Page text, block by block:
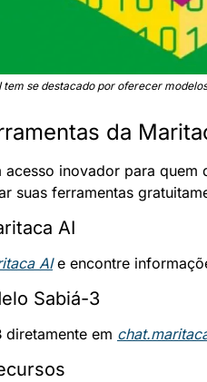
tem se destacado por oferecer
da
acesso inovador para
suas ferramentas
AI
AI e encontre
Sabiá-3
diretamente em